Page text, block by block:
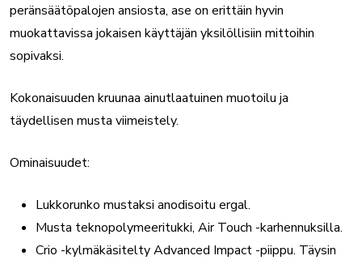
peränsäätöpalojen ansiosta, ase on erittäin hyvin
muokattavissa jokaisen käyttäjän yksilöllisiin mittoihin
sopivaksi.
Kokonaisuuden kruunaa ainutlaatuinen muotoilu ja
täydellisen musta viimeistely.
Ominaisuudet:
Lukkorunko mustaksi anodisoitu ergal.
Musta teknopolymeeritukki, Air Touch -karhennuksilla.
Crio -kylmäkäsitelty Advanced Impact -piippu. Täysin